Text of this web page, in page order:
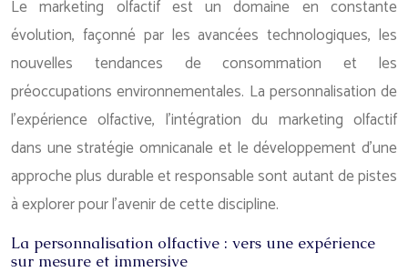
Le marketing olfactif est un domaine en constante
évolution, façonné par les avancées technologiques, les
nouvelles tendances de consommation et les
préoccupations environnementales. La personnalisation de
l’expérience olfactive, l’intégration du marketing olfactif
dans une stratégie omnicanale et le développement d’une
approche plus durable et responsable sont autant de pistes
à explorer pour l’avenir de cette discipline.
La personnalisation olfactive : vers une expérience
sur mesure et immersive